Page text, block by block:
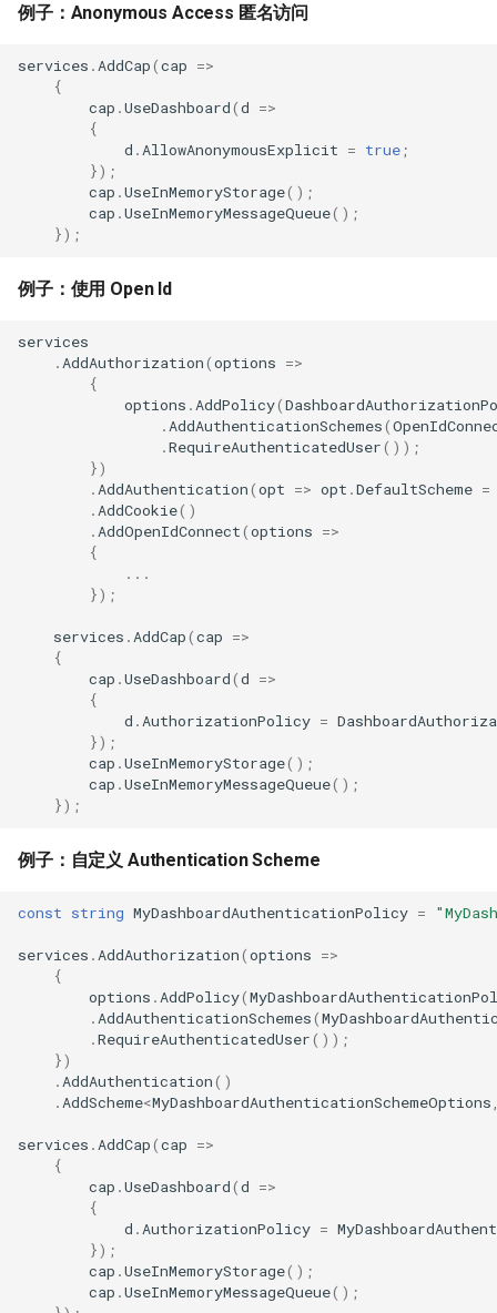
例子：Anonymous Access 匿名访问
services .AddCap(cap =>
{
cap .UseDashboard(d =>
{
d .AllowAnonymousExplicit = true;
});
cap .UseInMemoryStorage();
cap .UseInMemoryMessageQueue();
});
例子：使用 Open Id
services
.AddAuthorization(options =>
{
options .AddPolicy(
.AddAuthenticationSchemes(
.RequireAuthenticatedUser());
})
.AddAuthentication(opt => opt .DefaultScheme =
.AddCookie()
.AddOpenIdConnect(options =>
{
...
});
services .AddCap(cap =>
{
cap .UseDashboard(d =>
{
d .AuthorizationPolicy =
});
cap .UseInMemoryStorage();
cap .UseInMemoryMessageQueue();
});
例子：自定义 Authentication Scheme
const string MyDashboardAuthenticationPolicy =
services .AddAuthorization(options =>
{
options .AddPolicy(
.AddAuthenticationSchemes(
.RequireAuthenticatedUser());
})
.AddAuthentication()
.AddScheme<MyDashboardAuthenticationSchemeOptions
services .AddCap(cap =>
{
cap .UseDashboard(d =>
{
d .AuthorizationPolicy =
});
cap .UseInMemoryStorage();
cap .UseInMemoryMessageQueue();